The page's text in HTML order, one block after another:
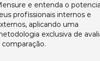
e entenda o
profissionais internos e
aplicando uma
exclusiva de
comparação.